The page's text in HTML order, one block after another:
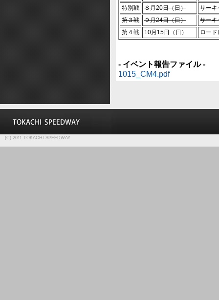
特別戦
８月20日（日）
サー
第３戦
９月24日（日）
サー
第４戦
10月15日（日） ロー
- イベント報告ファイル -
1015_CM4.pdf
(C) 2011 TOKACHI SPEEDWAY